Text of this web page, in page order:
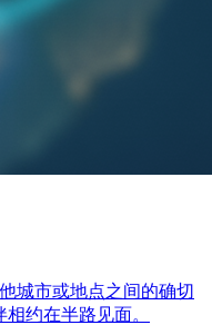
城市或地点之间的确切
约在半路见面。